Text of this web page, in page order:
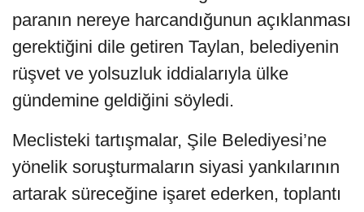
paranın nereye harcandığunun açıklanması
gerektiğini dile getiren Taylan, belediyenin
rüşvet ve yolsuzluk iddialarıyla ülke
gündemine geldiğini söyledi.
Meclisteki tartışmalar, Şile Belediyesi’ne
yönelik soruşturmaların siyasi yankılarının
artarak süreceğine işaret ederken, toplantı